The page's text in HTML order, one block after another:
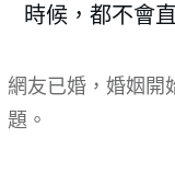
時候，都不會
網友已婚，婚姻開
題。